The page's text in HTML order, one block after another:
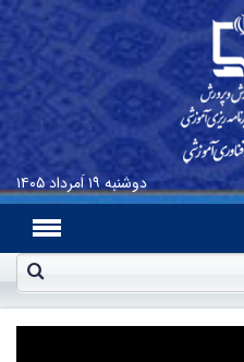
دوشنبه۱۹ اَمرداد ۱۴۰۵